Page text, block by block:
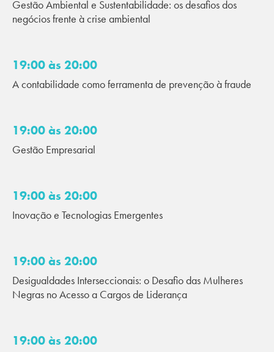
Gestão Ambiental e Sustentabilidade: os desafios dos
negócios frente à crise ambiental
19:00 às 20:00
A contabilidade como ferramenta de prevenção à fraude
19:00 às 20:00
Gestão Empresarial
19:00 às 20:00
Inovação e Tecnologias Emergentes
19:00 às 20:00
Desigualdades Interseccionais: o Desafio das Mulheres
Negras no Acesso a Cargos de Liderança
19:00 às 20:00